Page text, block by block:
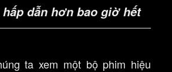
dẫn hơn bao giờ hết
ta xem một bộ phim hiệu